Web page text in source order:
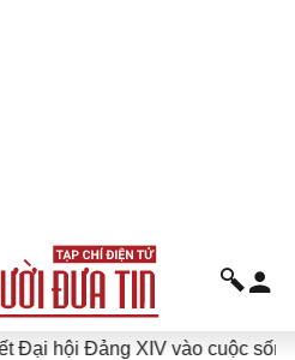
Đảng XIV vào cuộc sống